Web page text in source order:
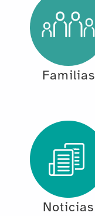
Familias
Noticias